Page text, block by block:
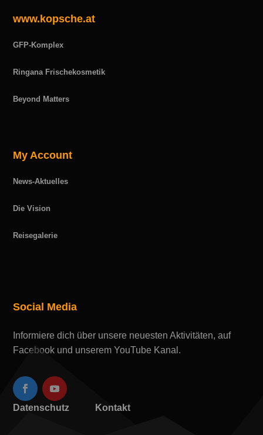
www.kopsche.at
GFP-Komplex
Ringana Frischekosmetik
Beyond Matters
My Account
News-Aktuelles
Die Vision
Reisegalerie
Social Media
Informiere dich über unsere neuesten Aktivitäten, auf
Facebook und unserem YouTube Kanal.
Datenschutz Kontakt